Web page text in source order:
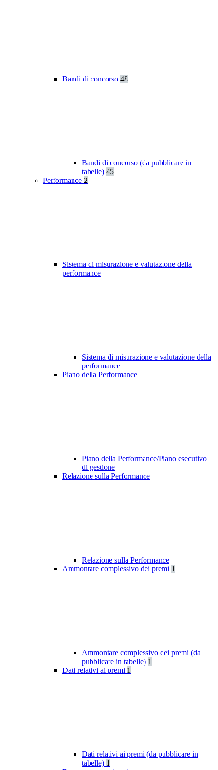
Bandi di concorso 48
Bandi di concorso (da pubblicare in
tabelle) 45
Performance 2
Sistema di misurazione e valutazione della
performance
Sistema di misurazione e valutazione della
performance
Piano della Performance
Piano della Performance/Piano esecutivo
di gestione
Relazione sulla Performance
Relazione sulla Performance
Ammontare complessivo dei premi 1
Ammontare complessivo dei premi (da
pubblicare in tabelle) 1
Dati relativi ai premi 1
Dati relativi ai premi (da pubblicare in
tabelle) 1